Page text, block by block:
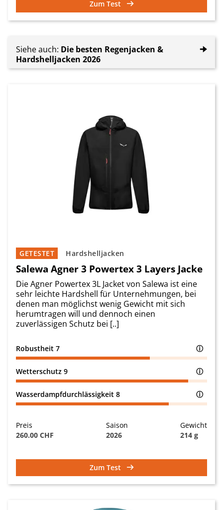
Zum Test
Siehe auch: Die besten Regenjacken &
Hardshelljacken 2026
🠊
Hardshelljacken
GETESTET
Salewa Agner 3 Powertex 3 Layers Jacke
Die Agner Powertex 3L Jacket von Salewa ist eine
sehr leichte Hardshell für Unternehmungen, bei
denen man möglichst wenig Gewicht mit sich
herumtragen will und dennoch einen
zuverlässigen Schutz bei [..]
Robustheit 7 ⓘ
Wetterschutz 9 ⓘ
Wasserdampfdurchlässigkeit 8 ⓘ
Preis
260.00 CHF
Saison
2026
Gewicht
214 g
Zum Test